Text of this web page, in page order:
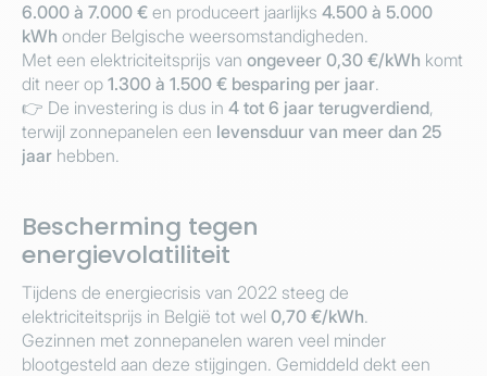
6.000 à 7.000 € en produceert jaarlijks 4.500 à 5.000
kWh onder Belgische weersomstandigheden.
Met een elektriciteitsprijs van ongeveer 0,30 €/kWh komt
dit neer op 1.300 à 1.500 € besparing per jaar.
👉 De investering is dus in 4 tot 6 jaar terugverdiend,
terwijl zonnepanelen een levensduur van meer dan 25
jaar hebben.
Bescherming tegen
energievolatiliteit
Tijdens de energiecrisis van 2022 steeg de
elektriciteitsprijs in België tot wel 0,70 €/kWh.
Gezinnen met zonnepanelen waren veel minder
blootgesteld aan deze stijgingen. Gemiddeld dekt een